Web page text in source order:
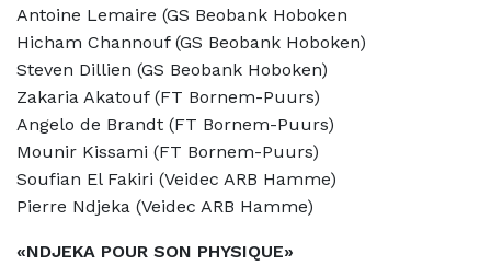
Antoine Lemaire (GS Beobank Hoboken
Hicham Channouf (GS Beobank Hoboken)
Steven Dillien (GS Beobank Hoboken)
Zakaria Akatouf (FT Bornem-Puurs)
Angelo de Brandt (FT Bornem-Puurs)
Mounir Kissami (FT Bornem-Puurs)
Soufian El Fakiri (Veidec ARB Hamme)
Pierre Ndjeka (Veidec ARB Hamme)
«NDJEKA POUR SON PHYSIQUE»